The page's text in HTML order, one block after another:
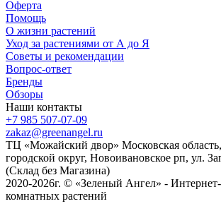
Оферта
Помощь
О жизни растений
Уход за растениями от А до Я
Советы и рекомендации
Вопрос-ответ
Бренды
Обзоры
Наши контакты
+7 985 507-07-09
zakaz@greenangel.ru
ТЦ «Можайский двор» Московская
городской округ, Новоивановское рп, ул.
(Склад без Магазина)
2020-2026г. © «Зеленый Ангел» -
комнатных растений